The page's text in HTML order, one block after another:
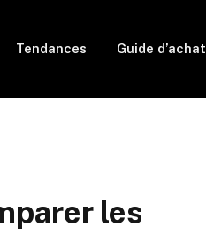
Tendances Guide d’achat
les